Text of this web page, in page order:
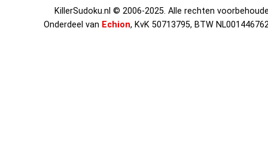
KillerSudoku.nl © 2006-2025. Alle rechten
Onderdeel van Echion, KvK 50713795, BTW